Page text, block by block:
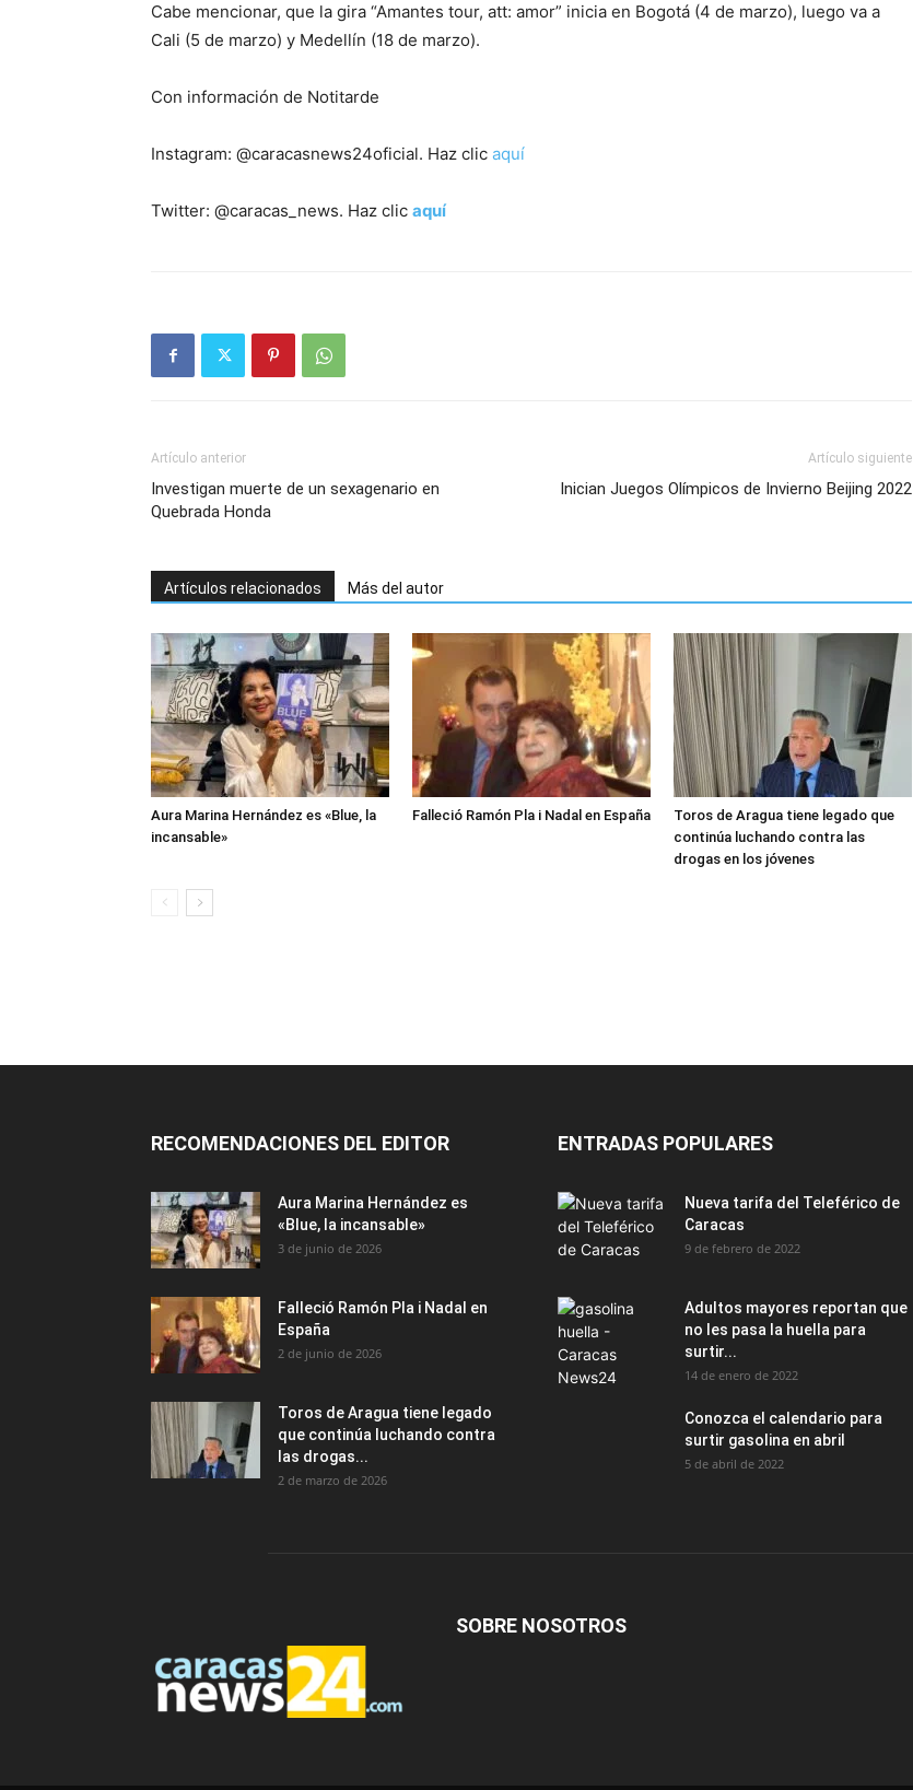
Cabe mencionar, que la gira “Amantes tour, att: amor” inicia en Bogotá (4 de marzo), luego va a
Cali (5 de marzo) y Medellín (18 de marzo).
Con información de Notitarde
Instagram: @caracasnews24oficial. Haz clic aquí
Twitter: @caracas_news. Haz clic aquí
Artículo anterior
Investigan muerte de un sexagenario en
Quebrada Honda
Artículo siguiente
Inician Juegos Olímpicos de Invierno Beijing 2022
Artículos relacionados Más del autor
Aura Marina Hernández es «Blue, la
incansable»
Falleció Ramón Pla i Nadal en España
Toros de Aragua tiene legado que
continúa luchando contra las
drogas en los jóvenes
RECOMENDACIONES DEL EDITOR
Aura Marina Hernández es
«Blue, la incansable»
3 de junio de 2026
Falleció Ramón Pla i Nadal en
España
2 de junio de 2026
Toros de Aragua tiene legado
que continúa luchando contra
las drogas...
2 de marzo de 2026
ENTRADAS POPULARES
Nueva tarifa del Teleférico de
Caracas
9 de febrero de 2022
Adultos mayores reportan que
no les pasa la huella para
surtir...
14 de enero de 2022
Conozca el calendario para
surtir gasolina en abril
5 de abril de 2022
SOBRE NOSOTROS